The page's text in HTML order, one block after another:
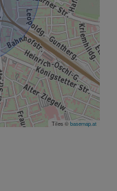
Tiles ©basemap.at